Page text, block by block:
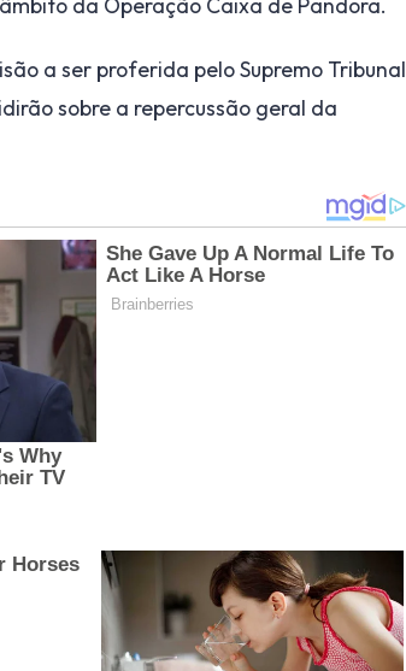
da Operação Caixa de Pandora.
a ser proferida pelo Supremo Tribunal
sobre a repercussão geral da